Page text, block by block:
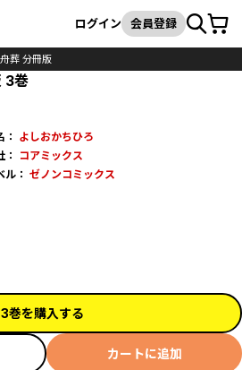
検索
ログイン 会員登録カート
葬 分冊版
3巻
よしおかちひろ
コアミックス
ル： ゼノンコミックス
3巻を購入する
カートに追加